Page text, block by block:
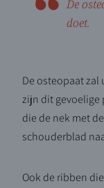
De
doet.
De osteopaat zal
zijn dit gevoelige
die de nek met
schouderblad
Ook de ribben